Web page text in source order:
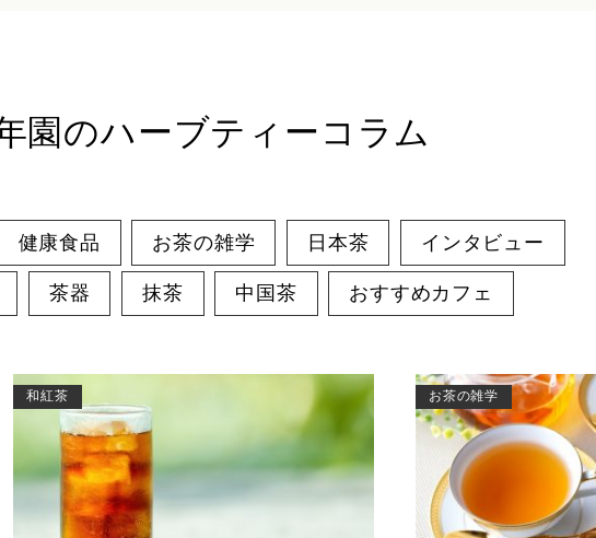
園のハーブティーコラム
健康食品 お茶の雑学 日本茶 インタビュー
茶器 抹茶 中国茶 おすすめカフェ
和紅茶 お茶の雑学